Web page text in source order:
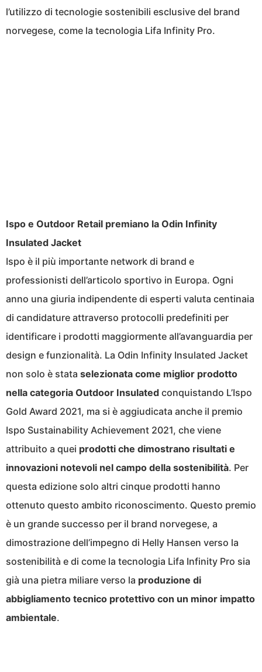
l’utilizzo di tecnologie sostenibili esclusive del brand
norvegese, come la tecnologia Lifa Infinity Pro.
Ispo e Outdoor Retail premiano la Odin Infinity
Insulated Jacket
Ispo è il più importante network di brand e
professionisti dell’articolo sportivo in Europa. Ogni
anno una giuria indipendente di esperti valuta centinaia
di candidature attraverso protocolli predefiniti per
identificare i prodotti maggiormente all’avanguardia per
design e funzionalità. La Odin Infinity Insulated Jacket
non solo è stata selezionata come miglior prodotto
nella categoria Outdoor Insulated conquistando L’Ispo
Gold Award 2021, ma si è aggiudicata anche il premio
Ispo Sustainability Achievement 2021, che viene
attribuito a quei prodotti che dimostrano risultati e
innovazioni notevoli nel campo della sostenibilità. Per
questa edizione solo altri cinque prodotti hanno
ottenuto questo ambito riconoscimento. Questo premio
è un grande successo per il brand norvegese, a
dimostrazione dell’impegno di Helly Hansen verso la
sostenibilità e di come la tecnologia Lifa Infinity Pro sia
già una pietra miliare verso la produzione di
abbigliamento tecnico protettivo con un minor impatto
ambientale.